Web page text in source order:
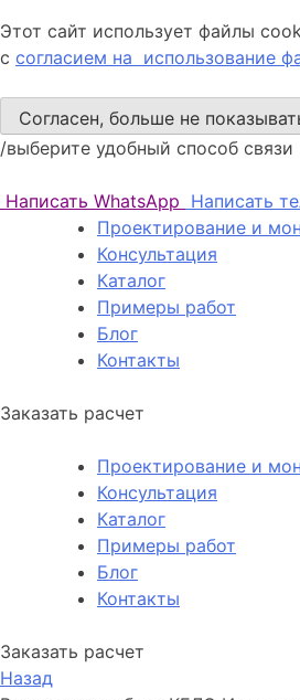
Этот сайт использует файлы
с согласием на использование
Согласен, больше не
/выберите удобный способ связи
Написать WhatsApp Написать
Проектирование и
Консультация
Каталог
Примеры работ
Блог
Контакты
Заказать расчет
Проектирование и
Консультация
Каталог
Примеры работ
Блог
Контакты
Заказать расчет
Назад